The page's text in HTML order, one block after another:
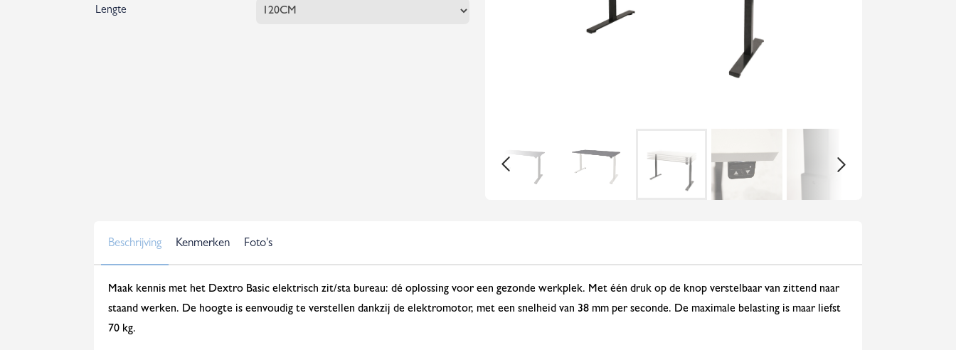
Lengte
Beschrijving Kenmerken Foto's
Maak kennis met het Dextro Basic elektrisch zit/sta bureau: dé oplossing voor een gezonde werkplek. Met één druk op de knop verstelbaar van zittend naar
staand werken. De hoogte is eenvoudig te verstellen dankzij de elektromotor, met een snelheid van 38 mm per seconde. De maximale belasting is maar liefst
70 kg.